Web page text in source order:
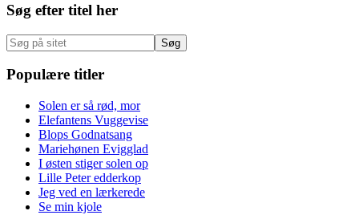
Primær
Sidebar
Søg efter titel her
Søg
på
sitet
Populære titler
Solen er så rød, mor
Elefantens Vuggevise
Blops Godnatsang
Mariehønen Evigglad
I østen stiger solen op
Lille Peter edderkop
Jeg ved en lærkerede
Se min kjole